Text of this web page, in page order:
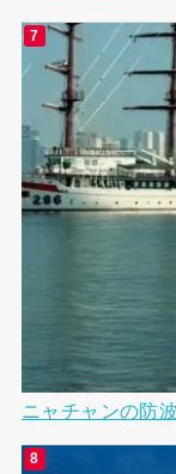
ニャチャンの防